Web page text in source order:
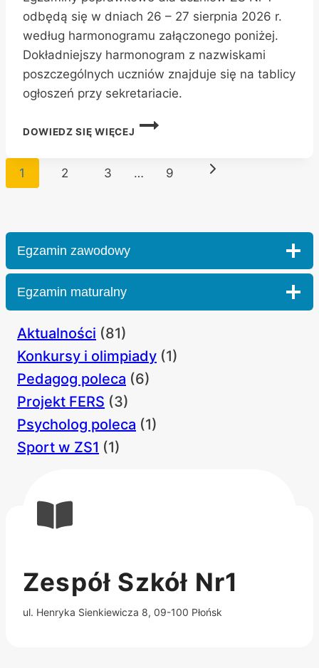
odbędą się w dniach 26 – 27 sierpnia 2026 r.
według harmonogramu załączonego poniżej.
Dokładniejszy harmonogram z nazwiskami
poszczególnych uczniów znajduje się na tablicy
ogłoszeń przy sekretariacie.
DOWIEDZ SIĘ WIĘCEJ
HARMONOGRAM
Nawigacja
1 2 3 … 9
Następna
Egzamin zawodowy
Egzamin maturalny
Aktualności (81)
Konkursy i olimpiady (1)
Pedagog poleca (6)
Projekt FERS (3)
Psycholog poleca (1)
Sport w ZS1 (1)
Zespół Szkół Nr1
ul. Henryka Sienkiewicza 8, 09-100 Płońsk